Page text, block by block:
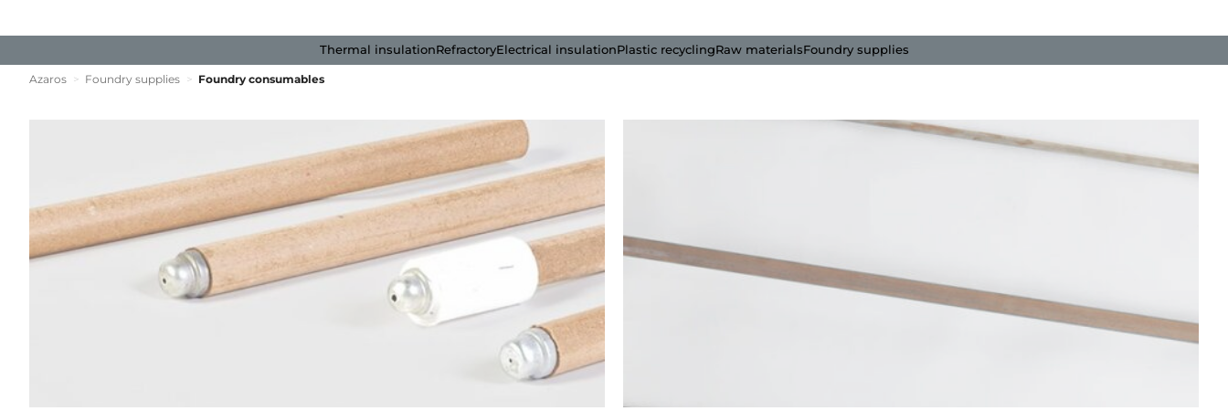
Thermal insulationRefractoryElectrical insulationPlastic recyclingRaw materialsFoundry supplies
Azaros > Foundry supplies > Foundry consumables